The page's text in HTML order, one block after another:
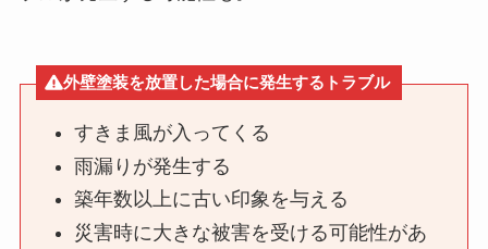
外壁塗装を放置した場合に発生するトラブル
すきま風が入ってくる
雨漏りが発生する
築年数以上に古い印象を与える
災害時に大きな被害を受ける可能性があ